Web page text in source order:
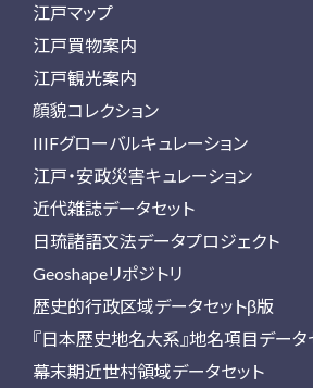
江戸マップ
江戸買物案内
江戸観光案内
顔貌コレクション
IIIFグローバルキュレーション
江戸・安政災害キュレーション
近代雑誌データセット
日琉諸語文法データプロジェクト
Geoshapeリポジトリ
歴史的行政区域データセットβ版
『日本歴史地名大系』地名項目データ
幕末期近世村領域データセット